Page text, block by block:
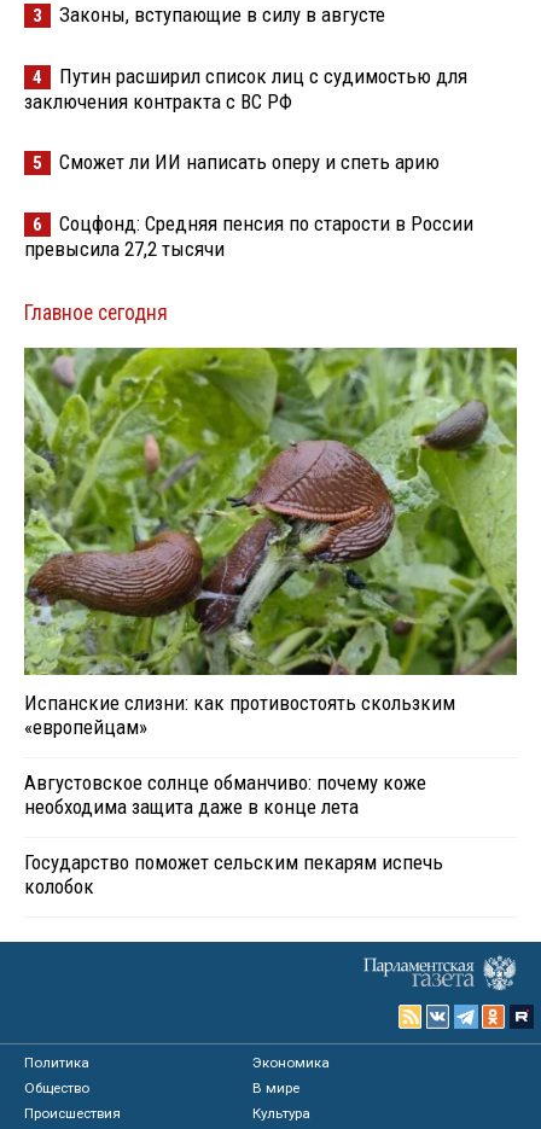
3 Законы, вступающие в силу в августе
4
Путин расширил список лиц с судимостью для
заключения контракта с ВС РФ
5 Сможет ли ИИ написать оперу и спеть арию
6
Соцфонд: Средняя пенсия по старости в России
превысила 27,2 тысячи
Главное сегодня
Испанские слизни: как противостоять скользким
«европейцам»
Августовское солнце обманчиво: почему коже
необходима защита даже в конце лета
Государство поможет сельским пекарям испечь
колобок
Политика
Экономика
Общество
В мире
Происшествия
Культура